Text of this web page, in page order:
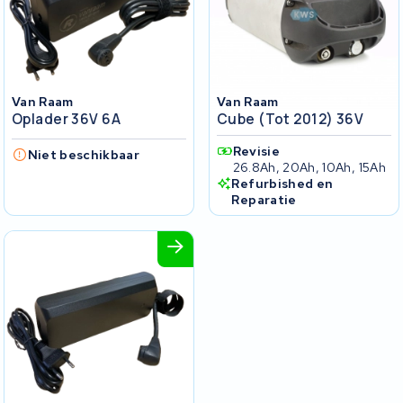
Van Raam
Oplader 36V 6A
Niet beschikbaar
Van Raam
Cube (tot 2012) 36V
Revisie
26.8Ah, 20Ah, 10Ah, 15Ah
Refurbished en
Reparatie